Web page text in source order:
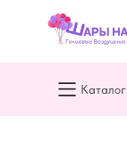
Каталог